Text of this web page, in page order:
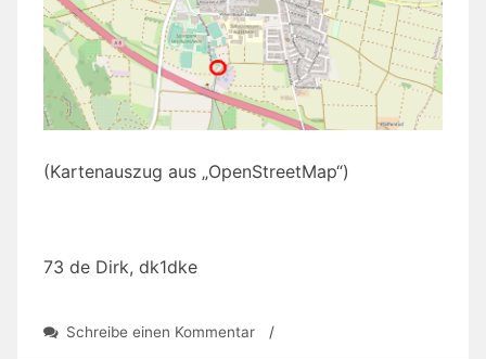
(Kartenauszug aus „OpenStreetMap“)
73 de Dirk, dk1dke
Schreibe einen Kommentarzu /